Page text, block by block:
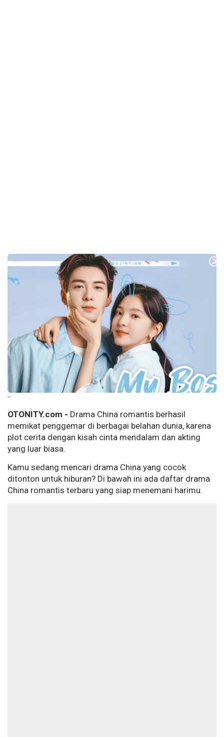
--
OTONITY.com - Drama China romantis berhasil
memikat penggemar di berbagai belahan dunia, karena
plot cerita dengan kisah cinta mendalam dan akting
yang luar biasa.
Kamu sedang mencari drama China yang cocok
ditonton untuk hiburan? Di bawah ini ada daftar drama
China romantis terbaru yang siap menemani harimu.